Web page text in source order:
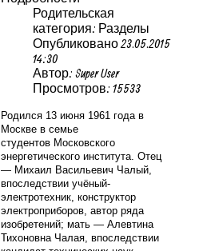
Родительская
категория: Разделы
Опубликовано 23.05.2015
14:30
Автор: Super User
Просмотров: 15533
Родился 13 июня 1961 года в
Москве в семье
студентов Московского
энергетического института. Отец
— Михаил Васильевич Чалый,
впоследствии учёный-
электротехник, конструктор
электроприборов, автор ряда
изобретений; мать — Алевтина
Тихоновна Чалая, впоследствии